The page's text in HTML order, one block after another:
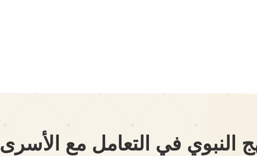
النبوي في التعامل مع الأسرى